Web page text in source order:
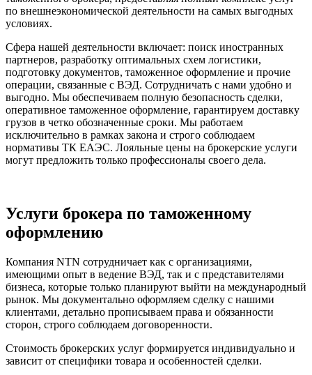
по внешнеэкономической деятельности на самых выгодных
условиях.
Сфера нашей деятельности включает: поиск иностранных
партнеров, разработку оптимальных схем логистики,
подготовку документов, таможенное оформление и прочие
операции, связанные с ВЭД. Сотрудничать с нами удобно и
выгодно. Мы обеспечиваем полную безопасность сделки,
оперативное таможенное оформление, гарантируем доставку
грузов в четко обозначенные сроки. Мы работаем
исключительно в рамках закона и строго соблюдаем
нормативы ТК ЕАЭС. Лояльные цены на брокерские услуги
могут предложить только профессионалы своего дела.
Услуги брокера по таможенному
оформлению
Компания NTN сотрудничает как с организациями,
имеющими опыт в ведение ВЭД, так и с представителями
бизнеса, которые только планируют выйти на международный
рынок. Мы документально оформляем сделку с нашими
клиентами, детально прописываем права и обязанности
сторон, строго соблюдаем договоренности.
Стоимость брокерских услуг формируется индивидуально и
зависит от специфики товара и особенностей сделки.